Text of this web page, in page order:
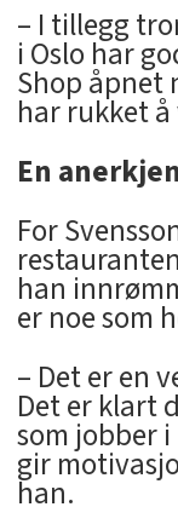
– I tillegg
i Oslo har
Shop åpnet
har rukket
En
For
han
er noe som
– Det er en
Det er klart
som jobber
gir
han.